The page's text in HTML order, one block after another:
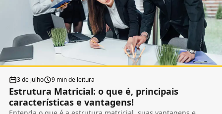
3 de julho 9 min de leitura
Estrutura Matricial: o que é, principais
características e vantagens!